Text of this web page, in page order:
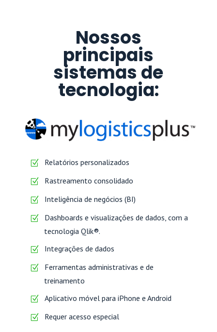
Nossos
principais
sistemas de
tecnologia:
Relatórios personalizados
Rastreamento consolidado
Inteligência de negócios (BI)
Dashboards e visualizações de dados, com a
tecnologia Qlik®.
Integrações de dados
Ferramentas administrativas e de
treinamento
Aplicativo móvel para iPhone e Android
Requer acesso especial